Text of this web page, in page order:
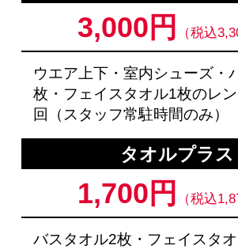
3,000円 （税込
ウエア上下・室内シューズ・
枚・フェイスタオル1枚のレ
回（スタッフ常駐時間のみ）
タオルプラス
1,700円 （税込
バスタオル2枚・フェイスタ